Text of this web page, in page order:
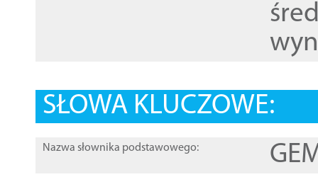
SŁOWA KLUCZOWE:
Nazwa słownika podstawowego: